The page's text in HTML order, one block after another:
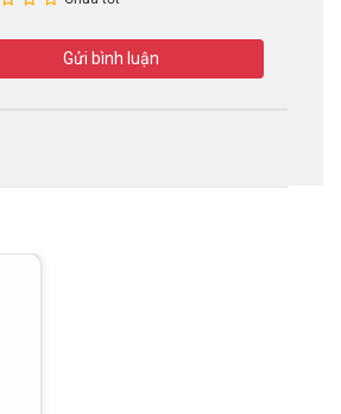
Gửi bình luận